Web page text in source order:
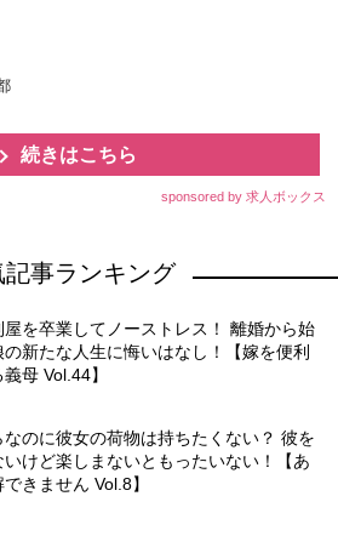
続きはこちら
sponsored by 求人ボックス
記事ランキング
屋を卒業してノーストレス！ 離婚から始
の新たな人生に悔いはなし！【嫁を便利
母 Vol.44】
なのに彼女の荷物は持ちたくない？ 彼を
いけど楽しまないともったいない！【あ
きません Vol.8】